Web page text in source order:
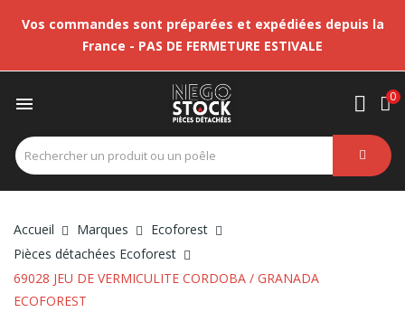
Vos commandes sont préparées et expédiées depuis la
France - PAS DE FERMETURE ESTIVALE
 0
Accueil Marques
Ecoforest
Pièces détachées Ecoforest
69028 JEU DE VERMICULITE CORDOBA / GRANADA
ECOFOREST